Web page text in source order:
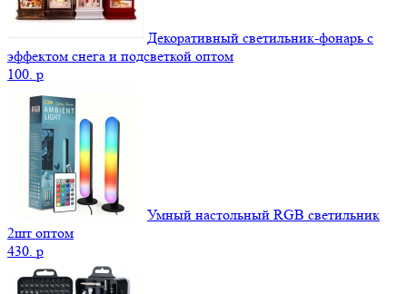
Декоративный светильник-фонарь с
эффектом снега и подсветкой оптом
100. p
Умный настольный RGB светильник
2шт оптом
430. p